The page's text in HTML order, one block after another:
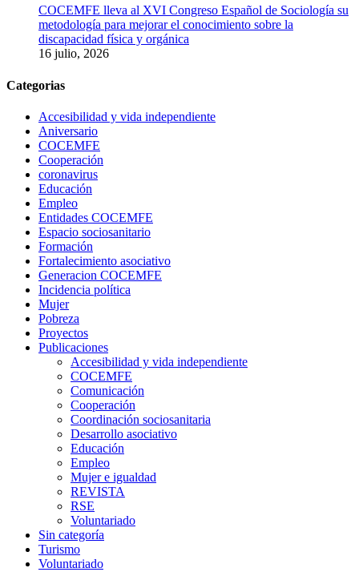
COCEMFE lleva al XVI Congreso Español de Sociología su
metodología para mejorar el conocimiento sobre la
discapacidad física y orgánica
16 julio, 2026
Categorias
Accesibilidad y vida independiente
Aniversario
COCEMFE
Cooperación
coronavirus
Educación
Empleo
Entidades COCEMFE
Espacio sociosanitario
Formación
Fortalecimiento asociativo
Generacion COCEMFE
Incidencia política
Mujer
Pobreza
Proyectos
Publicaciones
Accesibilidad y vida independiente
COCEMFE
Comunicación
Cooperación
Coordinación sociosanitaria
Desarrollo asociativo
Educación
Empleo
Mujer e igualdad
REVISTA
RSE
Voluntariado
Sin categoría
Turismo
Voluntariado